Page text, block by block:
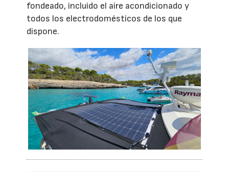
fondeado, incluido el aire acondicionado y
todos los electrodomésticos de los que
dispone.